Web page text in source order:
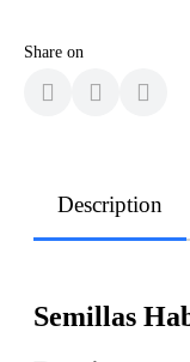
Share on
Description
Semillas